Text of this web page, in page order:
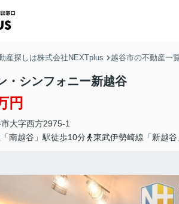
産探しは株式会社NEXTplus 越谷市の不動産一
・シンフォニー新越谷
円
大字西方2975-1
南越谷」駅徒歩10分
東武伊勢崎線「新越